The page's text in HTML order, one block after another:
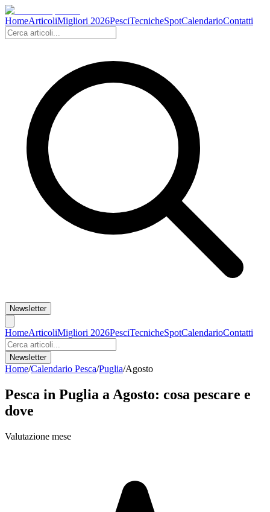
HomeArticoliMigliori 2026PesciTecnicheSpotCalendarioContatti
Newsletter
HomeArticoliMigliori 2026PesciTecnicheSpotCalendarioContatti
Newsletter
Home/Calendario Pesca/Puglia/Agosto
Pesca in Puglia a Agosto: cosa pescare e
dove
Valutazione mese